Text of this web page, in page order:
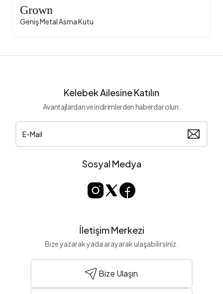
Grown
Geniş Metal Asma Kutu
Kelebek Ailesine Katılın
Avantajlardan ve indirimlerden haberdar olun.
Sosyal Medya
İletişim Merkezi
Bize yazarak yada arayarak ulaşabilirsiniz.
Bize Ulaşın